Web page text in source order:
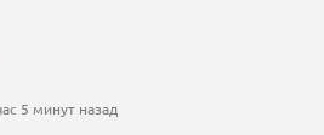
5 минут назад